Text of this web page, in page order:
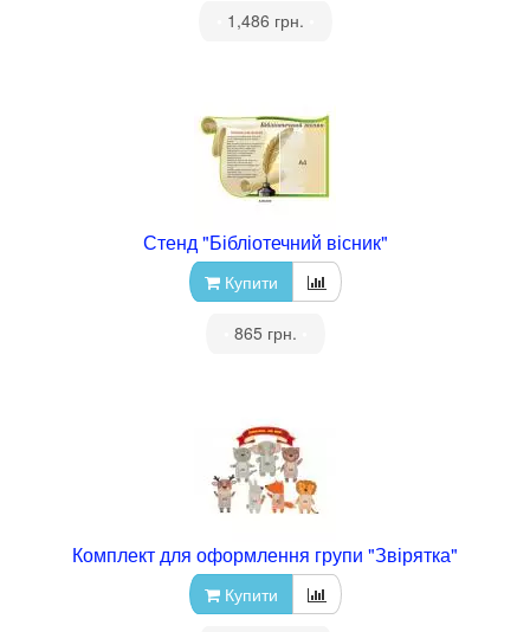
1,486 грн.
Стенд "Бібліотечний вісник"
Купити
865 грн.
Комплект для оформлення групи "Звірятка"
Купити